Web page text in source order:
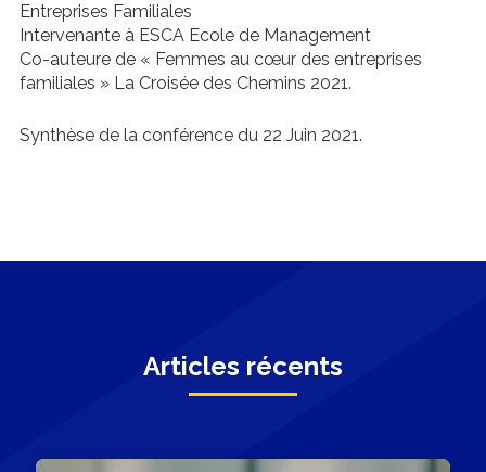
Entreprises Familiales
Intervenante à ESCA Ecole de Management
Co-auteure de « Femmes au cœur des entreprises
familiales » La Croisée des Chemins 2021.
Synthèse de la conférence du 22 Juin 2021.
Articles récents